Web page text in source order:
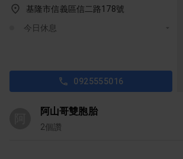
基隆市信義區信二路178號
今日休息
0925555016
阿山哥雙胞胎
2個讚